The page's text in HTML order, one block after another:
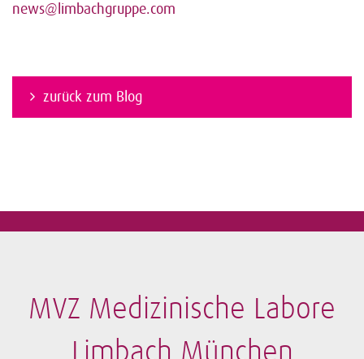
news@limbachgruppe.com
zurück zum Blog
MVZ Medizinische Labore